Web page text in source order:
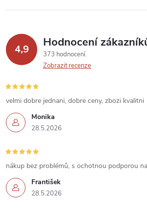
v
k
y
v
ý
p
i
s
u
4,9 Hodnocení
373 hodnocení
Zobrazit recenze
Monika
28.5.2026
velmi dobre jednani, dobre ceny, zbozi kvalitni
František
28.5.2026
nákup bez problémů, s ochotnou podporou